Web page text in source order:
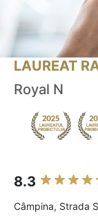
LAUREAT
Royal N
8.3
Câmpina, Strada